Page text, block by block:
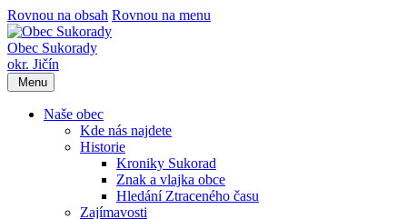
Rovnou na obsah Rovnou na menu
Obec Sukorady
okr. Jičín
Menu
Naše obec
Kde nás najdete
Historie
Kroniky Sukorad
Znak a vlajka obce
Hledání Ztraceného času
Zajímavosti